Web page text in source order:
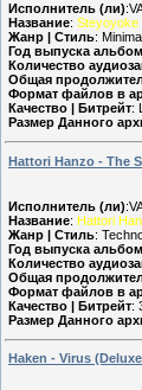
Исполнитель (ли)
Название: Steyoyoke
Жанр | Стиль:
Год выпуска
Количество
Общая
Формат файлов в
Качество | Битрейт:
Размер Данного
Hattori Hanzo - The
Исполнитель (ли)
Название: Hattori
Жанр | Стиль:
Год выпуска
Количество
Общая
Формат файлов в
Качество | Битрейт:
Размер Данного
Haken - Virus